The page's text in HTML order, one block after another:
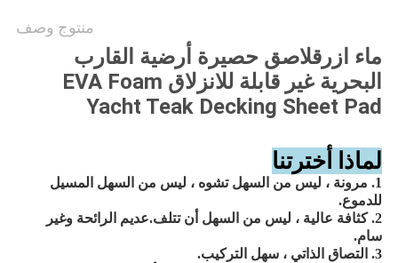
منتوج وصف
ماء ازرقلاصق حصيرة أرضية القارب
البحرية غير قابلة للانزلاق EVA Foam
Yacht Teak Decking Sheet Pad
لماذا أخترتنا
1. مرونة ، ليس من السهل تشوه ، ليس من السهل المسيل
للدموع.
2. كثافة عالية ، ليس من السهل أن تتلف.عديم الرائحة وغير
سام.
3. التصاق الذاتي ، سهل التركيب.